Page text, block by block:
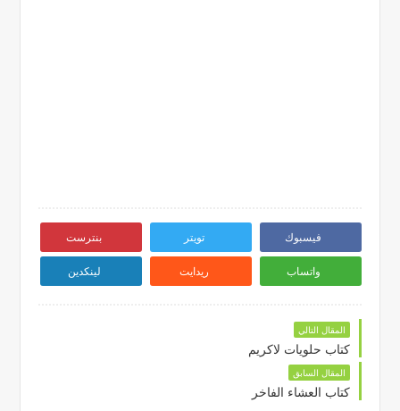
فيسبوك تويتر بنترست
واتساب ريدايت لينكدين
المقال التالي
كتاب حلويات لاكريم
المقال السابق
كتاب العشاء الفاخر